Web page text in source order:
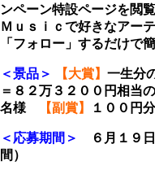
ンペーン特設ページを閲
Ｍｕｓｉｃで好きなアー
「フォロー」するだけで
＜景品＞ 【大賞】 一生分
＝８２万３２００円相当
名様
【副賞】 １００円
＜応募期間＞
６月１９
間）